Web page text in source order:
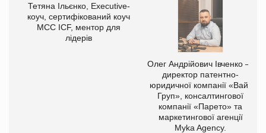
Тетяна Ільєнко, Executive-
коуч, сертифікований коуч
МСС ICF, ментор для
лідерів
Олег Андрійович Івченко —
директор патентно-
юридичної компанії «Вайз
Груп», консалтингової
компанії «Парето» та
маркетингової агенції
Myka Agency.